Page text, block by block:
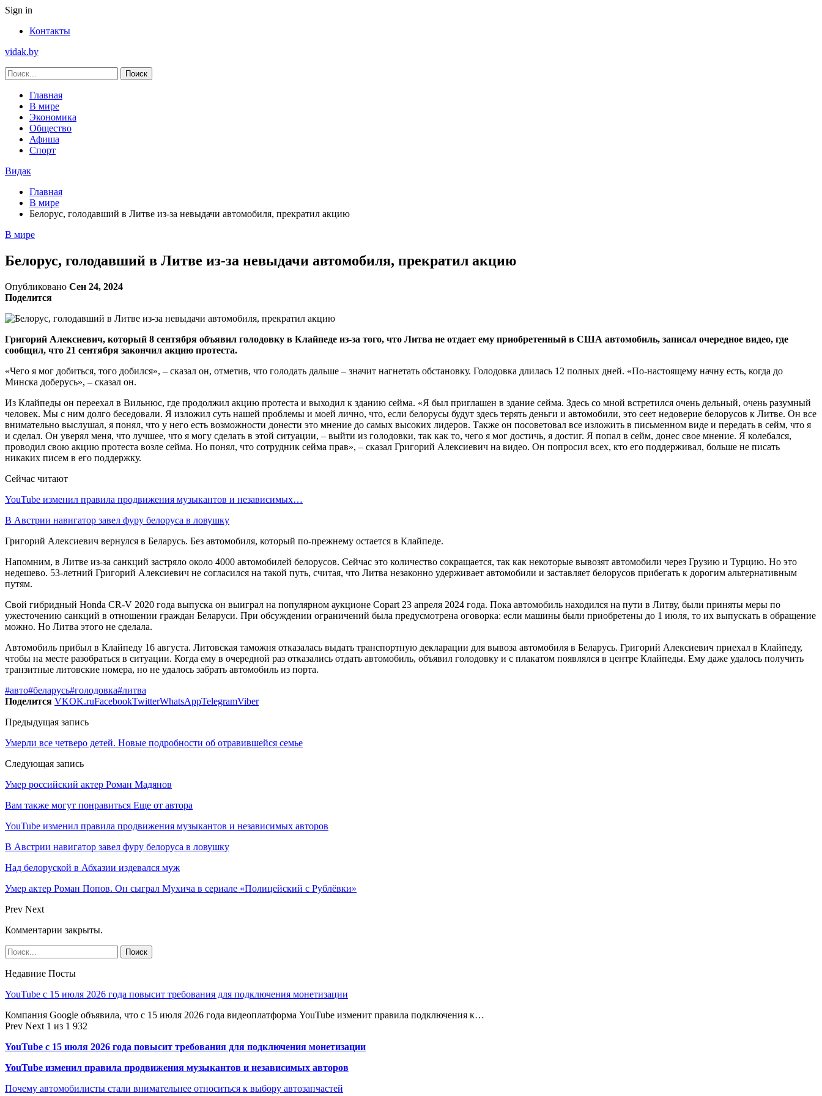
Sign in
Контакты
vidak.by
Главная
В мире
Экономика
Общество
Афиша
Спорт
Видак
Главная
В мире
Белорус, голодавший в Литве из-за невыдачи автомобиля, прекратил акцию
В мире
Белорус, голодавший в Литве из-за невыдачи автомобиля, прекратил акцию
Опубликовано Сен 24, 2024
Поделится
Григорий Алексиевич, который 8 сентября объявил голодовку в Клайпеде из-за того, что Литва не отдает ему приобретенный в США автомобиль, записал очередное видео, где
сообщил, что 21 сентября закончил акцию протеста.
«Чего я мог добиться, того добился», – сказал он, отметив, что голодать дальше – значит нагнетать обстановку. Голодовка длилась 12 полных дней. «По-настоящему начну есть, когда до
Минска доберусь», – сказал он.
Из Клайпеды он переехал в Вильнюс, где продолжил акцию протеста и выходил к зданию сейма. «Я был приглашен в здание сейма. Здесь со мной встретился очень дельный, очень разумный
человек. Мы с ним долго беседовали. Я изложил суть нашей проблемы и моей лично, что, если белорусы будут здесь терять деньги и автомобили, это сеет недоверие белорусов к Литве. Он все
внимательно выслушал, я понял, что у него есть возможности донести это мнение до самых высоких лидеров. Также он посоветовал все изложить в письменном виде и передать в сейм, что я
и сделал. Он уверял меня, что лучшее, что я могу сделать в этой ситуации, – выйти из голодовки, так как то, чего я мог достичь, я достиг. Я попал в сейм, донес свое мнение. Я колебался,
проводил свою акцию протеста возле сейма. Но понял, что сотрудник сейма прав», – сказал Григорий Алексиевич на видео. Он попросил всех, кто его поддерживал, больше не писать
никаких писем в его поддержку.
Сейчас читают
YouTube изменил правила продвижения музыкантов и независимых…
В Австрии навигатор завел фуру белоруса в ловушку
Григорий Алексиевич вернулся в Беларусь. Без автомобиля, который по-прежнему остается в Клайпеде.
Напомним, в Литве из-за санкций застряло около 4000 автомобилей белорусов. Сейчас это количество сокращается, так как некоторые вывозят автомобили через Грузию и Турцию. Но это
недешево. 53-летний Григорий Алексиевич не согласился на такой путь, считая, что Литва незаконно удерживает автомобили и заставляет белорусов прибегать к дорогим альтернативным
путям.
Свой гибридный Honda CR-V 2020 года выпуска он выиграл на популярном аукционе Copart 23 апреля 2024 года. Пока автомобиль находился на пути в Литву, были приняты меры по
ужесточению санкций в отношении граждан Беларуси. При обсуждении ограничений была предусмотрена оговорка: если машины были приобретены до 1 июля, то их выпускать в обращение
можно. Но Литва этого не сделала.
Автомобиль прибыл в Клайпеду 16 августа. Литовская таможня отказалась выдать транспортную декларации для вывоза автомобиля в Беларусь. Григорий Алексиевич приехал в Клайпеду,
чтобы на месте разобраться в ситуации. Когда ему в очередной раз отказались отдать автомобиль, объявил голодовку и с плакатом появлялся в центре Клайпеды. Ему даже удалось получить
транзитные литовские номера, но не удалось забрать автомобиль из порта.
#авто#беларусь#голодовка#литва
Поделится VKOK.ruFacebookTwitterWhatsAppTelegramViber
Предыдущая запись
Умерли все четверо детей. Новые подробности об отравившейся семье
Следующая запись
Умер российский актер Роман Мадянов
Вам также могут понравиться Еще от автора
YouTube изменил правила продвижения музыкантов и независимых авторов
В Австрии навигатор завел фуру белоруса в ловушку
Над белоруской в Абхазии издевался муж
Умер актер Роман Попов. Он сыграл Мухича в сериале «Полицейский с Рублёвки»
Prev Next
Комментарии закрыты.
Недавние Посты
YouTube с 15 июля 2026 года повысит требования для подключения монетизации
Компания Google объявила, что с 15 июля 2026 года видеоплатформа YouTube изменит правила подключения к…
Prev Next 1 из 1 932
YouTube с 15 июля 2026 года повысит требования для подключения монетизации
YouTube изменил правила продвижения музыкантов и независимых авторов
Почему автомобилисты стали внимательнее относиться к выбору автозапчастей